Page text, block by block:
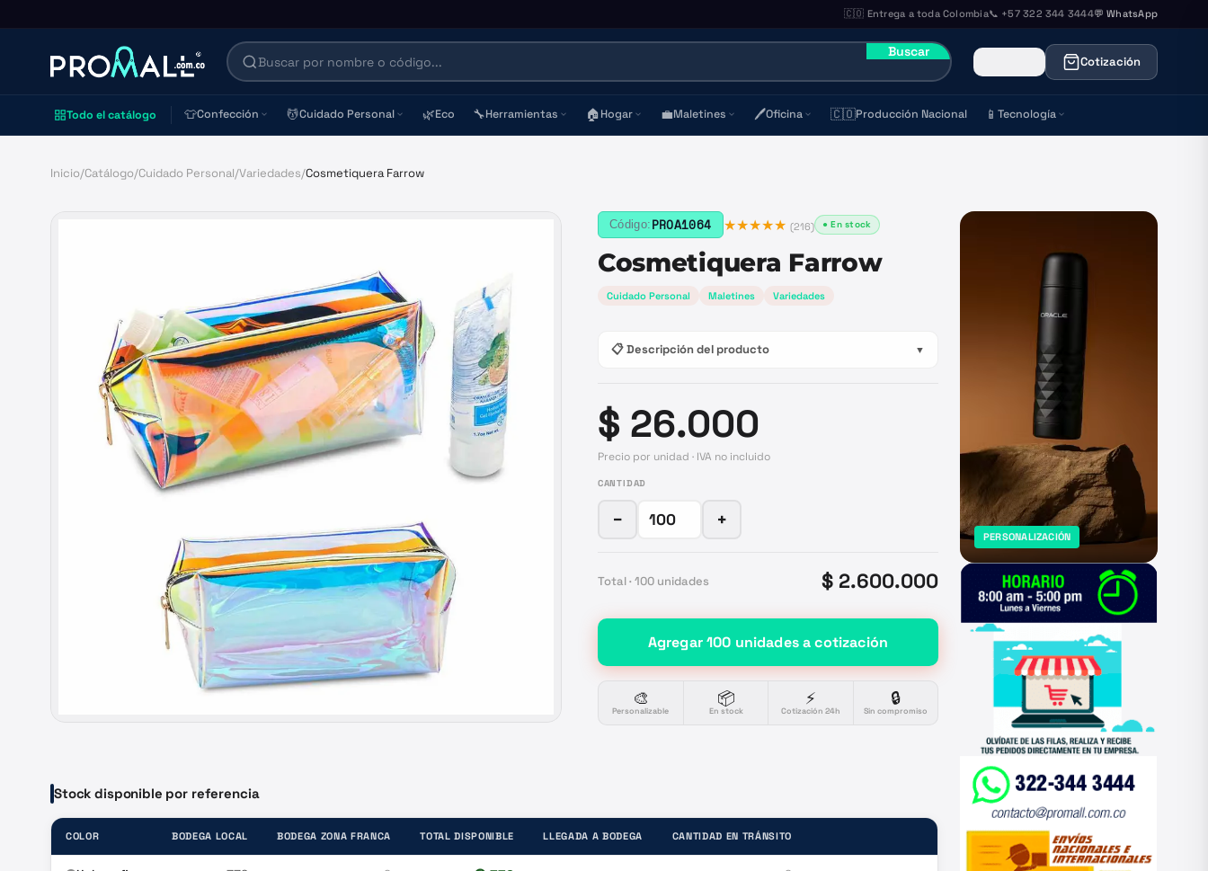
🇨🇴 Entrega a toda Colombia📞 +57 322 344 3444💬 WhatsApp
Buscar
Cotización
Todo el catálogo 👕Confección 💆Cuidado Personal 🌿Eco 🔧Herramientas 🏠Hogar 💼Maletines 🖊️Oficina 🇨🇴Producción Nacional 📱 Tecnología
Inicio/Catálogo/Cuidado Personal/Variedades/Cosmetiquera Farrow
Código: PROA1064 ★★★★★ (216) ● En stock
Cosmetiquera Farrow
Cuidado Personal Maletines Variedades
📋 Descripción del producto ▼
$ 26.000
Precio por unidad · IVA no incluido
CANTIDAD
− +
Total · 100 unidades $ 2.600.000
Agregar100 unidadesa cotización
🎨
Personalizable
📦
En stock
⚡
Cotización 24h
🔒
Sin compromiso
Stock disponible por referencia
COLOR BODEGA LOCAL BODEGA ZONA FRANCA TOTAL DISPONIBLE LLEGADA A BODEGA CANTIDAD EN TRÁNSITO ESTADO
PERSONALIZACIÓN